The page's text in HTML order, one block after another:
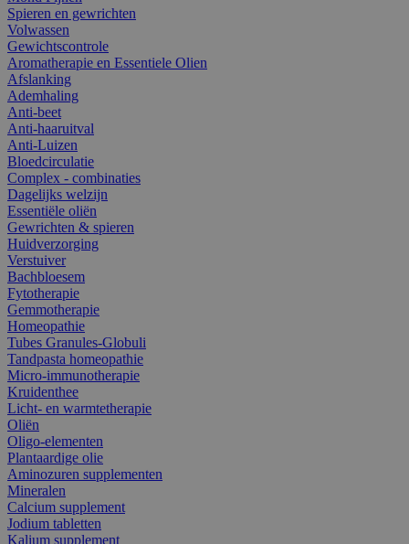
Spieren en gewrichten
Volwassen
Gewichtscontrole
Aromatherapie en Essentiele Olien
Afslanking
Ademhaling
Anti-beet
Anti-haaruitval
Anti-Luizen
Bloedcirculatie
Complex - combinaties
Dagelijks welzijn
Essentiële oliën
Gewrichten & spieren
Huidverzorging
Verstuiver
Bachbloesem
Fytotherapie
Gemmotherapie
Homeopathie
Tubes Granules-Globuli
Tandpasta homeopathie
Micro-immunotherapie
Kruidenthee
Licht- en warmtetherapie
Oliën
Oligo-elementen
Plantaardige olie
Aminozuren supplementen
Mineralen
Calcium supplement
Jodium tabletten
Kalium supplement